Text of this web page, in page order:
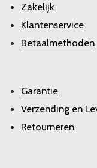
Zakelijk
Klantenservice
Betaalmethoden
Garantie
Verzending en
Retourneren